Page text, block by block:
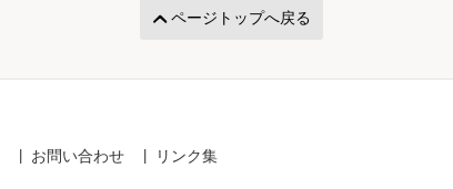
ページトップへ戻る
お問い合わせ リンク集